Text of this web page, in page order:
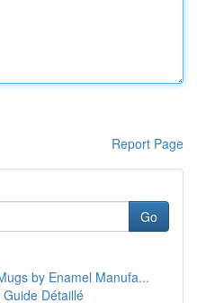
Report Page
Go
by Enamel Manufa...
Détaillé